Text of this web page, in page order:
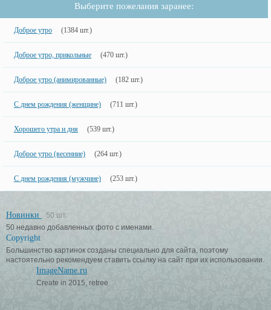
Выберите пожелания заранее:
Доброе утро (1384 шт.)
Доброе утро, прикольные (470 шт.)
Доброе утро (анимированные) (182 шт.)
С днем рождения (женщине) (711 шт.)
Хорошего утра и дня (539 шт.)
Доброе утро (весенние) (264 шт.)
С днем рождения (мужчине) (253 шт.)
Новинки
50 шт.
50 недавно добавленных фото с именами.
Copyright
Большинство картинок созданы специально для сайта, поэтому
настоятельно рекомендуем ставить ссылку на сайт при их использовании.
ImageName.ru
Create in 2015, retree